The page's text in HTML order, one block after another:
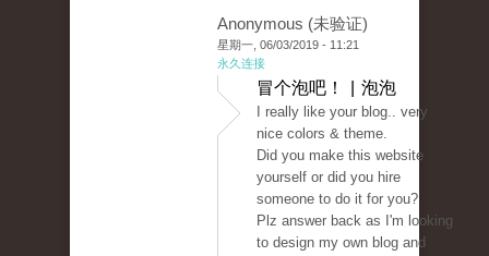
Anonymous (未验证)
星期一, 06/03/2019 - 11:21
永久连接
冒个泡吧！ | 泡泡
I really like your blog.. very
nice colors & theme.
Did you make this website
yourself or did you hire
someone to do it for you?
Plz answer back as I'm looking
to design my own blog and